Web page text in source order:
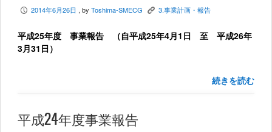
P 2014年6月26日 , by Toshima-SMECG K 3.事業計画・報告
平成25年度 事業報告 （自平成25年4月1日 至 平成26年
3月31日）
続きを読む
平成24年度事業報告